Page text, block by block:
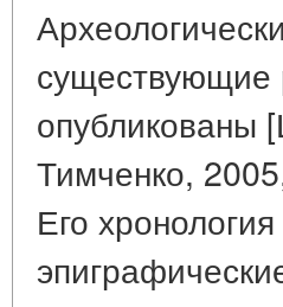
существующие
Тимченко,
Его